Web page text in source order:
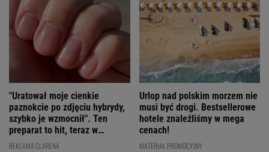
"Uratował moje cienkie
paznokcie po zdjęciu hybrydy,
szybko je wzmocnił". Ten
preparat to hit, teraz w
świetnej cenie
REKLAMA CLARENA
Urlop nad polskim morzem nie
musi być drogi. Bestsellerowe
hotele znaleźliśmy w mega
cenach!
MATERIAŁ PROMOCYJNY